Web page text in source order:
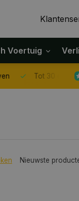
Voertuig
Tot 30 dagen retour
Nieuwste